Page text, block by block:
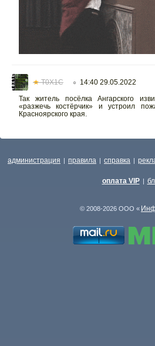
★T0X1C ○ 14:40 29.05.2022
Так житель посёлка Ангарского
«разжечь костёрчик» и устроил
Красноярского края.
администрация | правила | справка |
оплата VIP |
© 2008-2026 ООО «